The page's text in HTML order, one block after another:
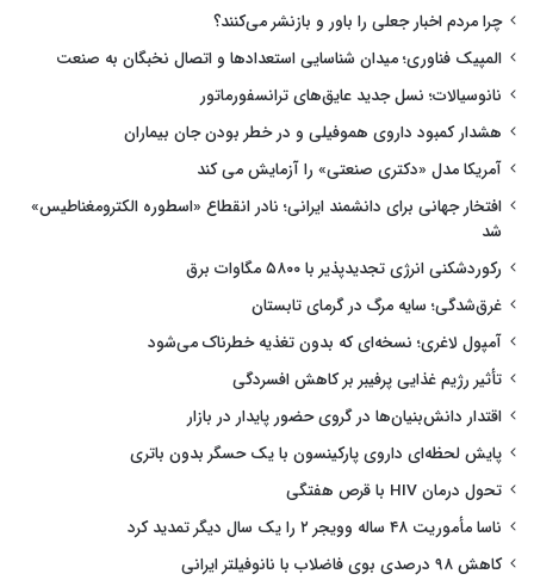
چرا مردم اخبار جعلی را باور و بازنشر می‌کنند؟
المپیک فناوری؛ میدان شناسایی استعدادها و اتصال نخبگان به صنعت
نانوسیالات؛ نسل جدید عایق‌های ترانسفورماتور
هشدار کمبود داروی هموفیلی و در خطر بودن جان بیماران
آمریکا مدل «دکتری صنعتی» را آزمایش می کند
افتخار جهانی برای دانشمند ایرانی؛ نادر انقطاع «اسطوره الکترومغناطیس»
شد
رکوردشکنی انرژی تجدیدپذیر با ۵۸۰۰ مگاوات برق
غرق‌شدگی؛ سایه مرگ در گرمای تابستان
آمپول لاغری؛ نسخه‌ای که بدون تغذیه خطرناک می‌شود
تأثیر رژیم غذایی پرفیبر بر کاهش افسردگی
اقتدار دانش‌بنیان‌ها در گروی حضور پایدار در بازار
پایش لحظه‌ای داروی پارکینسون با یک حسگر بدون باتری
تحول درمان HIV با قرص هفتگی
ناسا مأموریت ۴۸ ساله وویجر ۲ را یک سال دیگر تمدید کرد
کاهش ۹۸ درصدی بوی فاضلاب با نانوفیلتر ایرانی